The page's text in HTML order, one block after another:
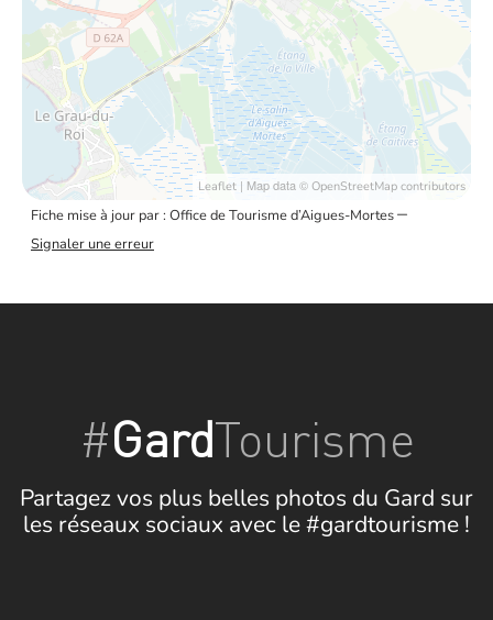
Leaflet | Map data © OpenStreetMap contributors
Fiche mise à jour par : Office de Tourisme d’Aigues-Mortes–
Signaler une erreur
#GardTourisme
Partagez vos plus belles photos du Gard sur
les réseaux sociaux avec le #gardtourisme !